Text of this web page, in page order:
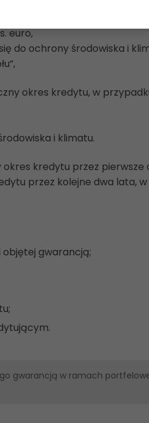
12 miesięczny okres
euro,
do ochrony środowiska i
okres kredytu, w
i klimatu.
kredytu przez pierwsze
przez kolejne dwa lata,
objętej gwarancją;
gwarancją w ramach